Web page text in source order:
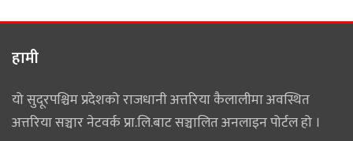
हामी
यो सुदूरपश्चिम प्रदेशको राजधानी अत्तरिया कैलालीमा अवस्थित
अत्तरिया सञ्चार नेटवर्क प्रा.लि.बाट सञ्चालित अनलाइन पोर्टल हो ।